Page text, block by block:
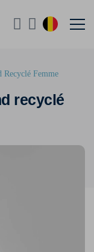
recyclé
Femme